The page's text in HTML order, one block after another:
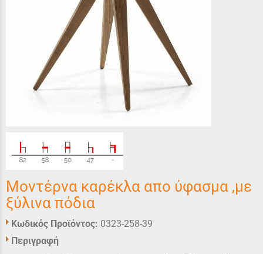
Μοντέρνα καρέκλα απο ύφασμα ,με
ξύλινα πόδια
Κωδικός Προϊόντος: 0323-258-39
Περιγραφή